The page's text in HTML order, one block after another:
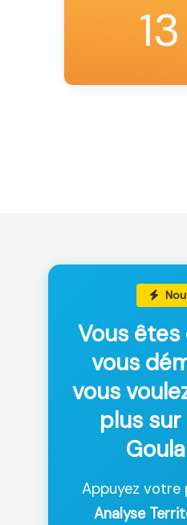
13
Vous
vous
vous
plus
Appuyez votre
Analyse